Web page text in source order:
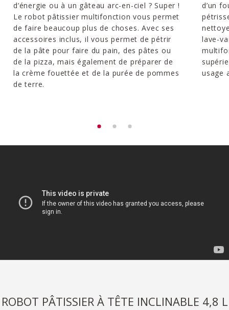
d’énergie ou à un gâteau arc-en-ciel ? Super !
Le robot pâtissier multifonction vous permet
de faire beaucoup plus de choses. Avec ses
accessoires inclus, il vous permet de pétrir
de la pâte pour faire du pain, des pâtes ou
de la pizza, mais également de préparer de
la crème fouettée et de la purée de pommes
de terre.
d’un
lave-
usage
ROBOT PÂTISSIER À TÊTE INCLINABLE 4,8 L